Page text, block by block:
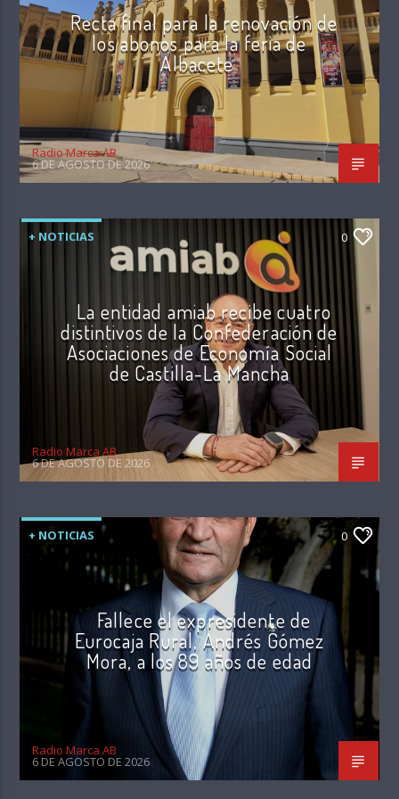
Recta final para la renovación de
los abonos para la feria de
Albacete
Radio Marca AB
6 DE AGOSTO DE 2026
+ NOTICIAS 0
La entidad amiab recibe cuatro
distintivos de la Confederación de
Asociaciones de Economía Social
de Castilla-La Mancha
Radio Marca AB
6 DE AGOSTO DE 2026
+ NOTICIAS 0
Fallece el expresidente de
Eurocaja Rural, Andrés Gómez
Mora, a los 89 años de edad
Radio Marca AB
6 DE AGOSTO DE 2026